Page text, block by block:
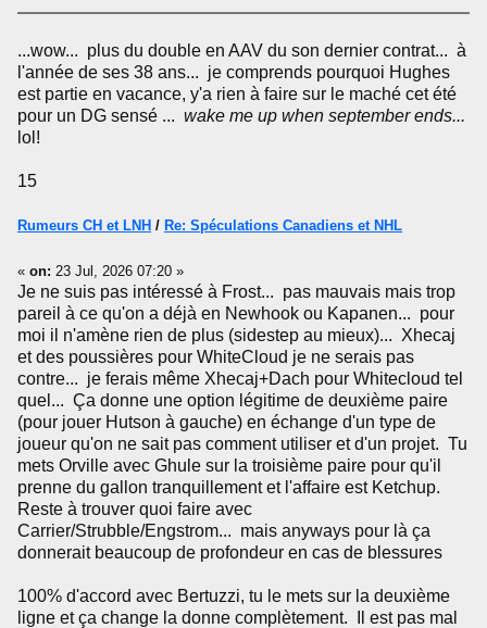
...wow... plus du double en AAV du son dernier contrat... à
l'année de ses 38 ans... je comprends pourquoi Hughes
est partie en vacance, y'a rien à faire sur le maché cet été
pour un DG sensé ... wake me up when september ends...
lol!
15
Rumeurs CH et LNH / Re: Spéculations Canadiens et NHL
« on: 23 Jul, 2026 07:20 »
Je ne suis pas intéressé à Frost... pas mauvais mais trop
pareil à ce qu'on a déjà en Newhook ou Kapanen... pour
moi il n'amène rien de plus (sidestep au mieux)... Xhecaj
et des poussières pour WhiteCloud je ne serais pas
contre... je ferais même Xhecaj+Dach pour Whitecloud tel
quel... Ça donne une option légitime de deuxième paire
(pour jouer Hutson à gauche) en échange d'un type de
joueur qu'on ne sait pas comment utiliser et d'un projet. Tu
mets Orville avec Ghule sur la troisième paire pour qu'il
prenne du gallon tranquillement et l'affaire est Ketchup.
Reste à trouver quoi faire avec
Carrier/Strubble/Engstrom... mais anyways pour là ça
donnerait beaucoup de profondeur en cas de blessures
100% d'accord avec Bertuzzi, tu le mets sur la deuxième
ligne et ça change la donne complètement. Il est pas mal